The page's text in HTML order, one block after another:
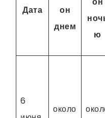
Дата
он
днем
ю
6
около